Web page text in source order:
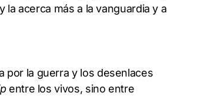
la acerca más a la vanguardia y a
por la guerra y los desenlaces
entre los vivos, sino entre